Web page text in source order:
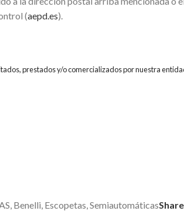
(aepd.es).
prestados y/o comercializados por nuestra
Benelli Escopetas Semiautomáticas